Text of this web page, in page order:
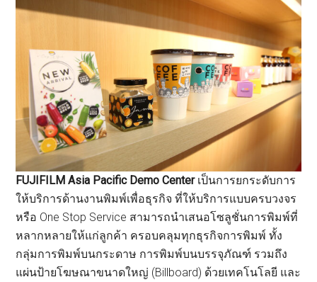
FUJIFILM Asia Pacific Demo Centerเป็นการยกระดับการ
ให้บริการด้านงานพิมพ์เพื่อธุรกิจ ที่ให้บริการแบบครบวงจร
หรือ One Stop Service สามารถนำเสนอโซลูชั่นการพิมพ์ที่
หลากหลายให้แก่ลูกค้า ครอบคลุมทุกธุรกิจการพิมพ์ ทั้ง
กลุ่มการพิมพ์บนกระดาษ การพิมพ์บนบรรจุภัณฑ์ รวมถึง
แผ่นป้ายโฆษณาขนาดใหญ่ (Billboard) ด้วยเทคโนโลยี และ